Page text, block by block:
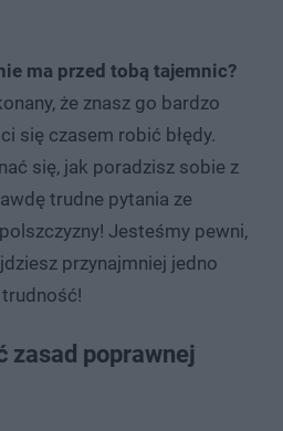
ma przed tobą tajemnic?
że znasz go bardzo
się czasem robić błędy.
się, jak poradzisz sobie z
trudne pytania ze
Jesteśmy pewni,
przynajmniej jedno
zasad poprawnej